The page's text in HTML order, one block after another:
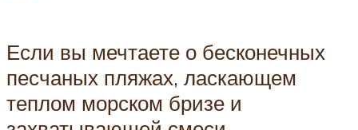
Если вы мечтаете о бесконечных
песчаных пляжах, ласкающем
теплом морском бризе и